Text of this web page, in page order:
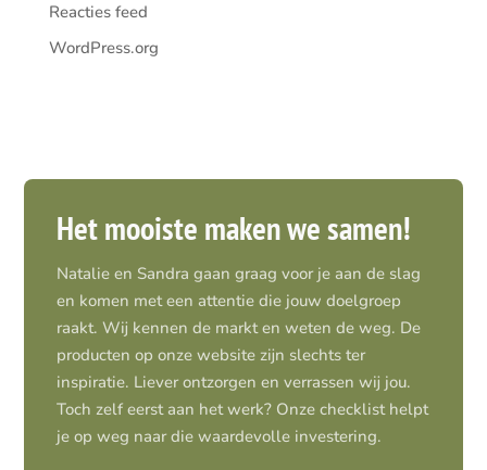
Reacties feed
WordPress.org
Het mooiste maken we samen!
Natalie en Sandra gaan graag voor je aan de slag
en komen met een attentie die jouw doelgroep
raakt. Wij kennen de markt en weten de weg. De
producten op onze website zijn slechts ter
inspiratie. Liever ontzorgen en verrassen wij jou.
Toch zelf eerst aan het werk? Onze checklist helpt
je op weg naar die waardevolle investering.